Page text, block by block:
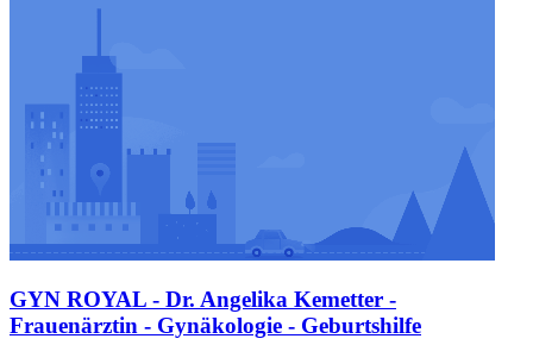
GYN ROYAL - Dr. Angelika Kemetter -
Frauenärztin - Gynäkologie - Geburtshilfe